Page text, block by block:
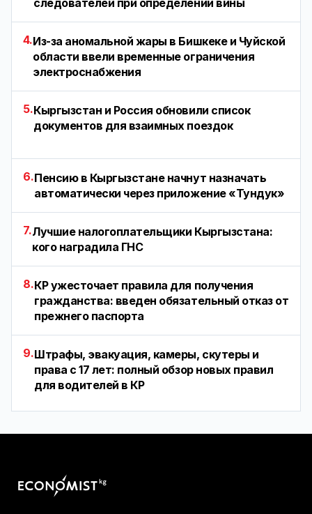
следователей при определении вины
4.Из-за аномальной жары в Бишкеке и Чуйской
области ввели временные ограничения
электроснабжения
5.Кыргызстан и Россия обновили список
документов для взаимных поездок
6.Пенсию в Кыргызстане начнут назначать
автоматически через приложение «Тундук»
7.Лучшие налогоплательщики Кыргызстана:
кого наградила ГНС
8.КР ужесточает правила для получения
гражданства: введен обязательный отказ от
прежнего паспорта
9.Штрафы, эвакуация, камеры, скутеры и
права с 17 лет: полный обзор новых правил
для водителей в КР